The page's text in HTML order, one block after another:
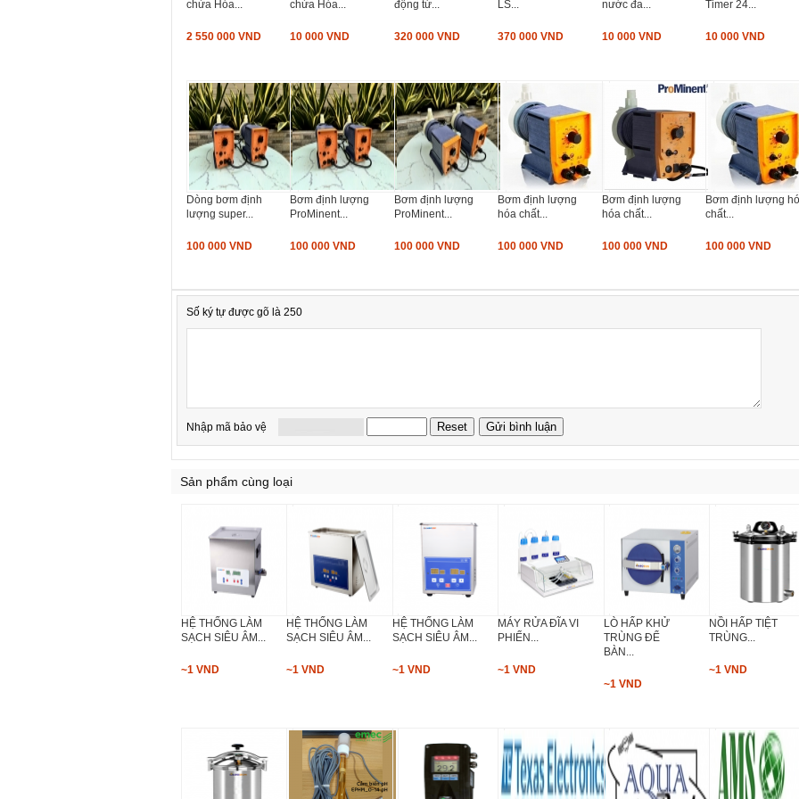
chứa Hóa...
2 550 000 VND
chứa Hóa...
10 000 VND
động từ...
320 000 VND
LS...
370 000 VND
nước đa...
10 000 VND
Timer 24...
10 000 VND
Dòng bơm định
lượng super...
100 000 VND
Bơm định lượng
ProMinent...
100 000 VND
Bơm định lượng
ProMinent...
100 000 VND
Bơm định lượng
hóa chất...
100 000 VND
Bơm định lượng
hóa chất...
100 000 VND
Bơm định lượng
chất...
100 000 VND
Số ký tự được gõ là 250
Nhập mã bảo vệ
Sản phẩm cùng loại
HỆ THỐNG LÀM
SẠCH SIÊU ÂM...
~1 VND
HỆ THỐNG LÀM
SẠCH SIÊU ÂM...
~1 VND
HỆ THỐNG LÀM
SẠCH SIÊU ÂM...
~1 VND
MÁY RỬA ĐĨA VI
PHIẾN...
~1 VND
LÒ HẤP KHỬ
TRÙNG ĐỂ
BÀN...
~1 VND
NỒI HẤP TIỆT
TRÙNG...
~1 VND